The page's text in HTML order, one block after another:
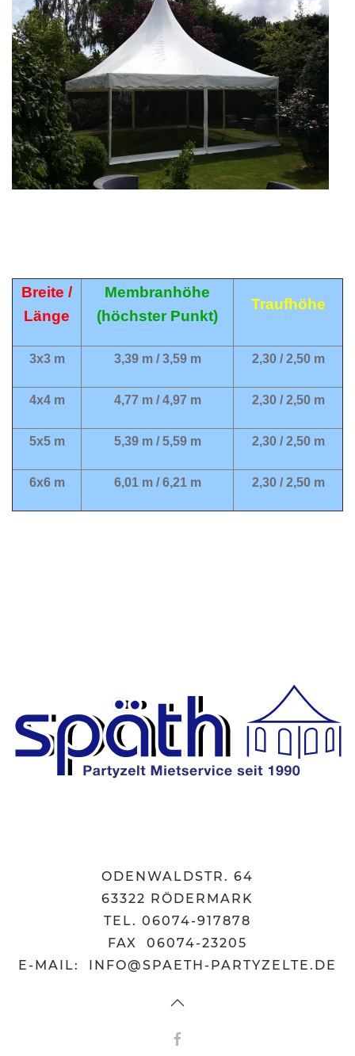
Breite /
Länge
Membranhöhe
(höchster Punkt)
Traufhöhe
3x3 m 3,39 m / 3,59 m 2,30 / 2,50 m
4x4 m 4,77 m / 4,97 m 2,30 / 2,50 m
5x5 m 5,39 m / 5,59 m 2,30 / 2,50 m
6x6 m 6,01 m / 6,21 m 2,30 / 2,50 m
ODENWALDSTR. 64
63322 RÖDERMARK
TEL. 06074-917878
FAX 06074-23205
E-MAIL:
INFO@SPAETH-PARTYZELTE.DE